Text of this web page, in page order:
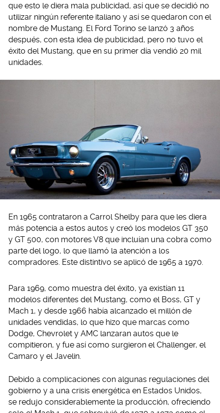
que esto le diera mala publicidad, así que se decidió no
utilizar ningún referente italiano y así se quedaron con el
nombre de Mustang. El Ford Torino se lanzó 3 años
después, con esta idea de publicidad, pero no tuvo el
éxito del Mustang, que en su primer día vendió 20 mil
unidades.
En 1965 contrataron a Carrol Shelby para que les diera
más potencia a estos autos y creó los modelos GT 350
y GT 500, con motores V8 que incluían una cobra como
parte del logo, lo que llamó la atención a los
compradores. Este distintivo se aplicó de 1965 a 1970.
Para 1969, como muestra del éxito, ya existían 11
modelos diferentes del Mustang, como el Boss, GT y
Mach 1, y desde 1966 había alcanzado el millón de
unidades vendidas, lo que hizo que marcas como
Dodge, Chevrolet y AMC lanzaran autos que le
compitieron, y fue así como surgieron el Challenger, el
Camaro y el Javelin.
Debido a complicaciones con algunas regulaciones del
gobierno y a una crisis energética en Estados Unidos,
se redujo considerablemente la producción, ofreciendo